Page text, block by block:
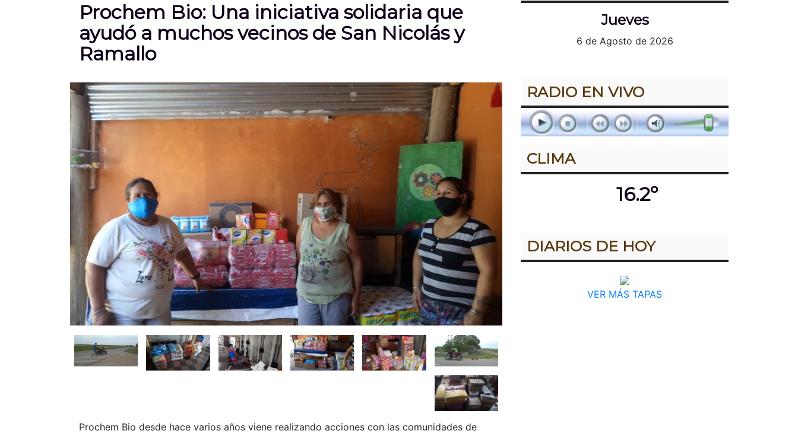
Prochem Bio: Una iniciativa solidaria que
ayudó a muchos vecinos de San Nicolás y
Ramallo
Prochem Bio desde hace varios años viene realizando acciones con las comunidades de
Jueves
6 de Agosto de 2026
RADIO EN VIVO
CLIMA
16.2º
DIARIOS DE HOY
VER MÁS TAPAS